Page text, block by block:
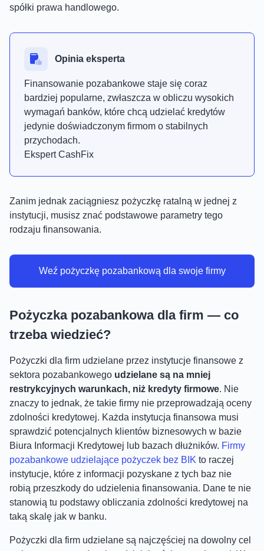
spółki prawa handlowego.
Opinia eksperta
Finansowanie pozabankowe staje się coraz
bardziej popularne, zwłaszcza w obliczu wysokich
wymagań banków, które chcą udzielać kredytów
jedynie doświadczonym firmom o stabilnych
przychodach.
Ekspert CashFix
Zanim jednak zaciągniesz pożyczkę ratalną w jednej z
instytucji, musisz znać podstawowe parametry tego
rodzaju finansowania.
Weź pożyczkę pozabankową dla swoje firmy
Pożyczka pozabankowa dla firm — co
trzeba wiedzieć?
Pożyczki dla firm udzielane przez instytucje finansowe z
sektora pozabankowego udzielane są na mniej
restrykcyjnych warunkach, niż kredyty firmowe. Nie
znaczy to jednak, że takie firmy nie przeprowadzają oceny
zdolności kredytowej. Każda instytucja finansowa musi
sprawdzić potencjalnych klientów biznesowych w bazie
Biura Informacji Kredytowej lub bazach dłużników. Firmy
pozabankowe udzielające pożyczek bez BIK to raczej
instytucje, które z informacji pozyskane z tych baz nie
robią przeszkody do udzielenia finansowania. Dane te nie
stanowią tu podstawy obliczania zdolności kredytowej na
taką skalę jak w banku.
Pożyczki dla firm udzielane są najczęściej na dowolny cel